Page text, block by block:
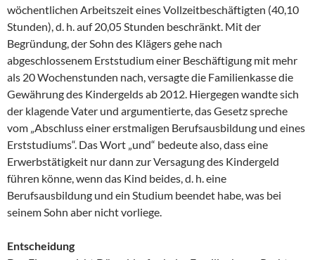
wöchentlichen Arbeitszeit eines Vollzeitbeschäftigten (40,10
Stunden), d. h. auf 20,05 Stunden beschränkt. Mit der
Begründung, der Sohn des Klägers gehe nach
abgeschlossenem Erststudium einer Beschäftigung mit mehr
als 20 Wochenstunden nach, versagte die Familienkasse die
Gewährung des Kindergelds ab 2012. Hiergegen wandte sich
der klagende Vater und argumentierte, das Gesetz spreche
vom „Abschluss einer erstmaligen Berufsausbildung und eines
Erststudiums“. Das Wort „und“ bedeute also, dass eine
Erwerbstätigkeit nur dann zur Versagung des Kindergeld
führen könne, wenn das Kind beides, d. h. eine
Berufsausbildung und ein Studium beendet habe, was bei
seinem Sohn aber nicht vorliege.
Entscheidung